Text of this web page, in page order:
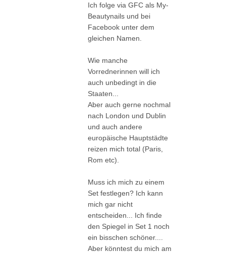
Ich folge via GFC als My-
Beautynails und bei
Facebook unter dem
gleichen Namen.
Wie manche
Vorrednerinnen will ich
auch unbedingt in die
Staaten...
Aber auch gerne nochmal
nach London und Dublin
und auch andere
europäische Hauptstädte
reizen mich total (Paris,
Rom etc).
Muss ich mich zu einem
Set festlegen? Ich kann
mich gar nicht
entscheiden... Ich finde
den Spiegel in Set 1 noch
ein bisschen schöner....
Aber könntest du mich am